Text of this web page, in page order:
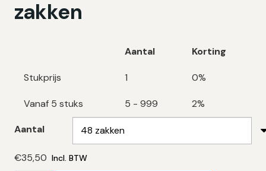
zakken
Aantal Korting
Stukprijs 1 0%
Vanaf 5 stuks 5 - 999 2%
Aantal
€35,50 Incl. BTW